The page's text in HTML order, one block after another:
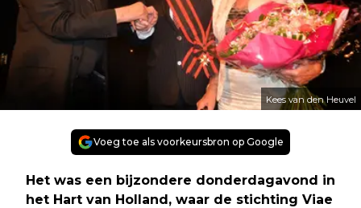
Kees van den Heuvel
Voeg toe als voorkeursbron op Google
Het was een bijzondere donderdagavond in
het Hart van Holland, waar de stichting Viae